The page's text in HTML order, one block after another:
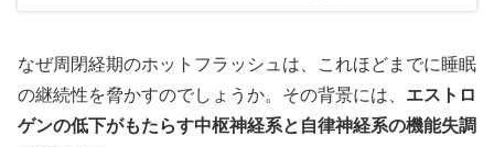
なぜ周閉経期のホットフラッシュは、これほどまでに睡眠
の継続性を脅かすのでしょうか。その背景には、 エストロ
ゲンの低下がもたらす中枢神経系と自律神経系の機能失調